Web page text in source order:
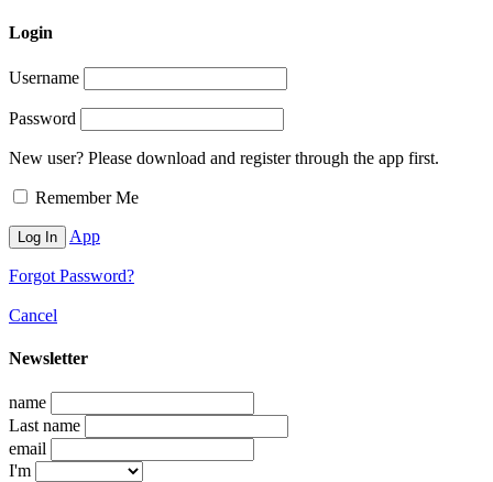
Login
Username
Password
New user? Please download and register through the app first.
Remember Me
App
Forgot Password?
Cancel
Newsletter
name
Last name
email
I'm